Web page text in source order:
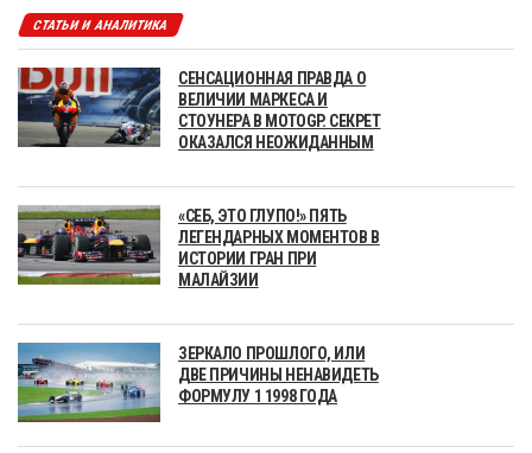
СТАТЬИ И АНАЛИТИКА
СЕНСАЦИОННАЯ ПРАВДА О
ВЕЛИЧИИ МАРКЕСА И
СТОУНЕРА В MOTOGP. СЕКРЕТ
ОКАЗАЛСЯ НЕОЖИДАННЫМ
«СЕБ, ЭТО ГЛУПО!» ПЯТЬ
ЛЕГЕНДАРНЫХ МОМЕНТОВ В
ИСТОРИИ ГРАН ПРИ
МАЛАЙЗИИ
ЗЕРКАЛО ПРОШЛОГО, ИЛИ
ДВЕ ПРИЧИНЫ НЕНАВИДЕТЬ
ФОРМУЛУ 1 1998 ГОДА